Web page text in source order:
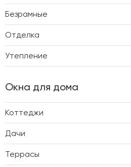
Безрамные
Отделка
Утепление
Окна для дома
Коттеджи
Дачи
Террасы